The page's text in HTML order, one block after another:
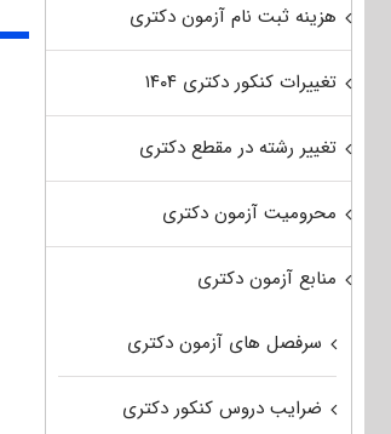
هزینه ثبت نام آزمون دکتری
تغییرات کنکور دکتری ۱۴۰۴
تغییر رشته در مقطع دکتری
محرومیت آزمون دکتری
منابع آزمون دکتری
سرفصل های آزمون دکتری
ضرایب دروس کنکور دکتری